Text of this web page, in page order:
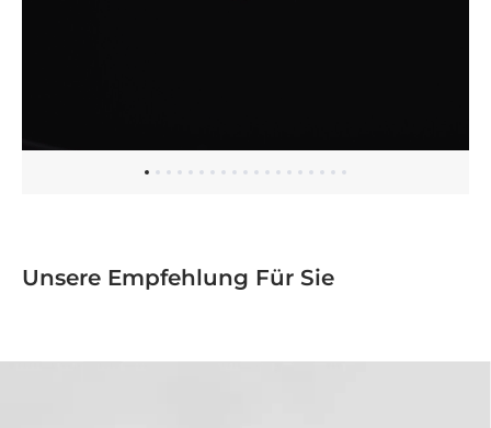
Unsere Empfehlung Für Sie